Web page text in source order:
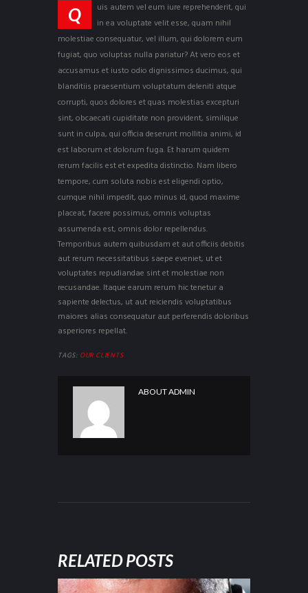
Q
uis autem vel eum iure reprehenderit, qui
in ea voluptate velit esse, quam nihil
molestiae consequatur, vel illum, qui dolorem eum
fugiat, quo voluptas nulla pariatur? At vero eos et
accusamus et iusto odio dignissimos ducimus, qui
blanditiis praesentium voluptatum deleniti atque
corrupti, quos dolores et quas molestias excepturi
sint, obcaecati cupiditate non provident, similique
sunt in culpa, qui officia deserunt mollitia animi, id
est laborum et dolorum fuga. Et harum quidem
rerum facilis est et expedita distinctio. Nam libero
tempore, cum soluta nobis est eligendi optio,
cumque nihil impedit, quo minus id, quod maxime
placeat, facere possimus, omnis voluptas
assumenda est, omnis dolor repellendus.
Temporibus autem quibusdam et aut officiis debitis
aut rerum necessitatibus saepe eveniet, ut et
voluptates repudiandae sint et molestiae non
recusandae. Itaque earum rerum hic tenetur a
sapiente delectus, ut aut reiciendis voluptatibus
maiores alias consequatur aut perferendis doloribus
asperiores repellat.
TAGS: OUR CLIENTS
ABOUTADMIN
RELATED POSTS